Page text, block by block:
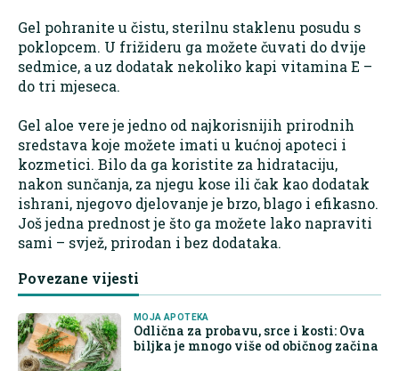
Gel pohranite u čistu, sterilnu staklenu posudu s
poklopcem. U frižideru ga možete čuvati do dvije
sedmice, a uz dodatak nekoliko kapi vitamina E –
do tri mjeseca.
Gel aloe vere je jedno od najkorisnijih prirodnih
sredstava koje možete imati u kućnoj apoteci i
kozmetici. Bilo da ga koristite za hidrataciju,
nakon sunčanja, za njegu kose ili čak kao dodatak
ishrani, njegovo djelovanje je brzo, blago i efikasno.
Još jedna prednost je što ga možete lako napraviti
sami – svjež, prirodan i bez dodataka.
Povezane vijesti
MOJA APOTEKA
Odlična za probavu, srce i kosti: Ova
biljka je mnogo više od običnog začina